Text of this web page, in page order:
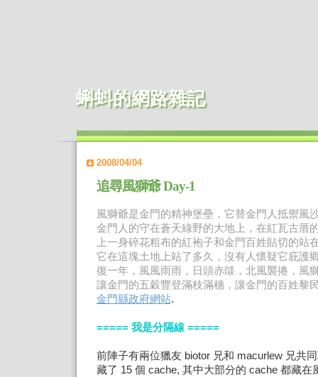
蝌蚪的網路雜記
2008/04/04
追尋風獅爺 Day-1
風獅爺是金門的精神堡壘，它替金門人抵禦風
金門人的守在蒼天綠野的大地上，在紅瓦古厝
上一身碎花粗布的紅袍子和金門百姓貼切的站
它在這塊土地上站了多久，沒有人懷疑它庇護
復一年，風風雨雨，日頭赤燄，北風襲捲，風
讓金門的五穀豐登滿枝滿穗，讓金門的百姓黎
金門縣政府網站.
===== 我是分隔線 =====
前陣子有兩位獵友 biotor 兄和 macurlew 兄共
藏了 15 個 cache, 其中大部分的 cache 都藏在